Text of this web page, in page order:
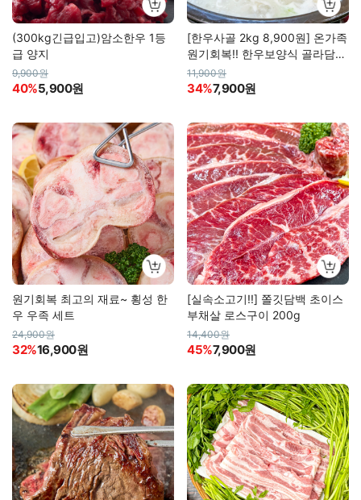
(300kg긴급입고)암소한우 1등
급 양지
9,900원
40%5,900원
[한우사골 2kg 8,900원] 온가족
원기회복!! 한우보양식 골라담기
(사골, 잡뼈, 우족)
11,900원
34%7,900원
원기회복 최고의 재료~ 횡성 한
우 우족 세트
24,900원
32%16,900원
[실속소고기!!] 쫄깃담백 초이스
부채살 로스구이 200g
14,400원
45%7,900원